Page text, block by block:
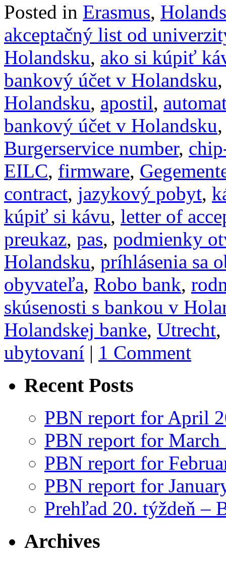
Posted in Erasmus,
akceptačný list od
Holandsku, ako si kúpiť
bankový účet v Holandsku
Holandsku, apostil,
bankový účet v Holandsku
Burgerservice number,
EILC, firmware,
contract, jazykový pobyt,
kúpiť si kávu, letter of
preukaz, pas, podmienky
Holandsku, príhlásenia sa
obyvateľa, Robo bank,
skúsenosti s bankou v
Holandskej banke, Utrecht,
ubytovaní | 1 Comment
Recent Posts
PBN report for April
PBN report for March
PBN report for
PBN report for
Prehľad 20. týždeň –
Archives